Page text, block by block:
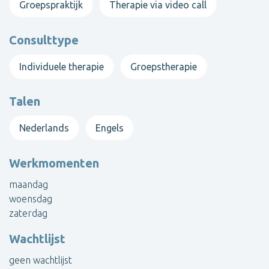
Groepspraktijk Therapie via video call
Consulttype
Individuele therapie Groepstherapie
Talen
Nederlands Engels
Werkmomenten
maandag
woensdag
zaterdag
Wachtlijst
geen wachtlijst